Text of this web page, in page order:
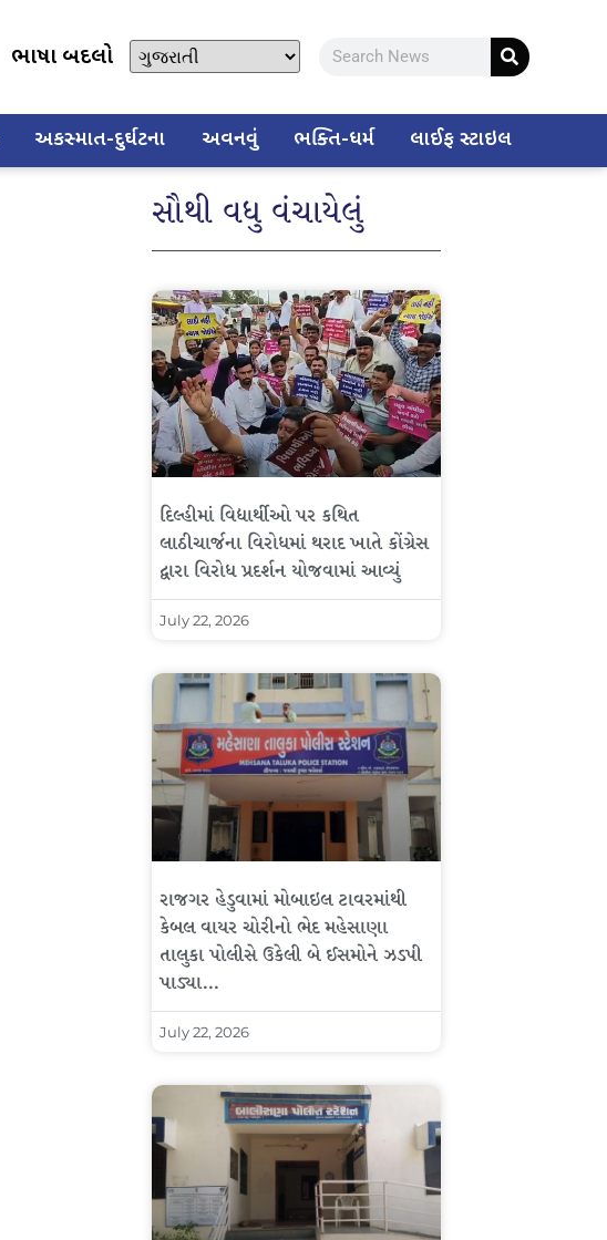
ભાષા બદલો
અકસ્માત-દુર્ઘટના અવનવું ભક્તિ-ધર્મ લાઈફ સ્ટાઇલ
સૌથી વધુ વંચાયેલું
દિલ્હીમાં વિદ્યાર્થીઓ પર કથિત
લાઠીચાર્જના વિરોધમાં થરાદ ખાતે કોંગ્રેસ
દ્વારા વિરોધ પ્રદર્શન યોજવામાં આવ્યું
July 22, 2026
રાજગર હેડુવામાં મોબાઇલ ટાવરમાંથી
કેબલ વાયર ચોરીનો ભેદ મહેસાણા
તાલુકા પોલીસે ઉકેલી બે ઈસમોને ઝડપી
પાડ્યા…
July 22, 2026